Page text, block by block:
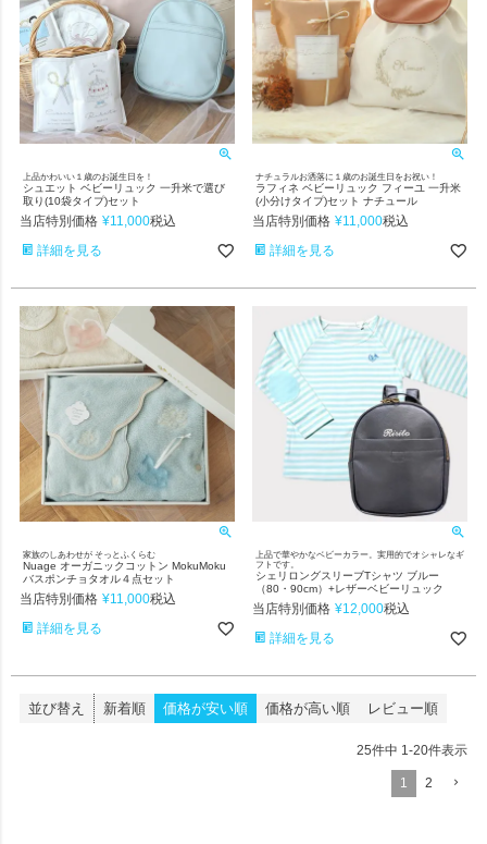
上品かわいい１歳のお誕生日を！
シュエット ベビーリュック 一升米で選び
取り(10袋タイプ)セット
当店特別価格 ¥11,000税込
詳細を見る
ナチュラルお洒落に１歳のお誕生日をお祝い！
ラフィネ ベビーリュック フィーユ 一升米
(小分けタイプ)セット ナチュール
当店特別価格 ¥11,000税込
詳細を見る
家族のしあわせが そっとふくらむ
Nuage オーガニックコットン MokuMoku
バスポンチョタオル４点セット
当店特別価格 ¥11,000税込
詳細を見る
上品で華やかなベビーカラー。実用的でオシャレなギ
フトです。
シェリロングスリーブTシャツ ブルー
（80・90cm）+レザーベビーリュック
当店特別価格 ¥12,000税込
詳細を見る
並び替え 新着順 価格が安い順 価格が高い順 レビュー順
25件中 1-20件表示
1 2